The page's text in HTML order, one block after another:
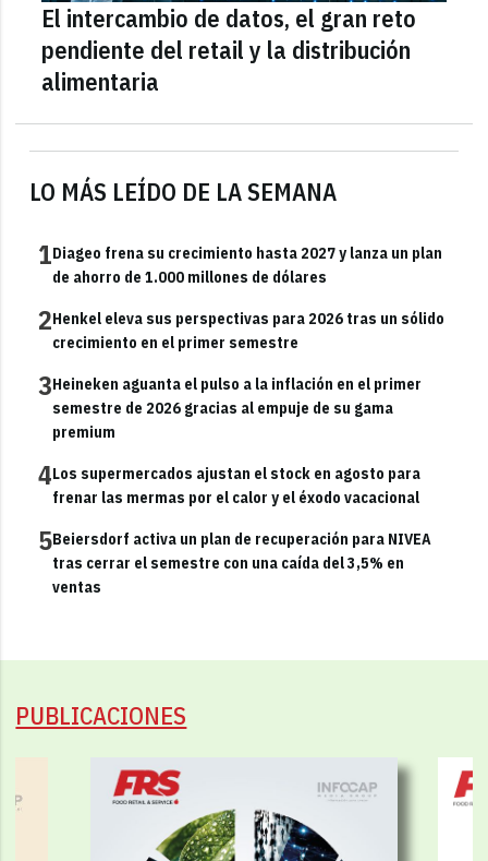
LO MÁS LEÍDO DE LA SEMANA
1Diageo frena su crecimiento hasta 2027 y lanza un plan
de ahorro de 1.000 millones de dólares
2Henkel eleva sus perspectivas para 2026 tras un sólido
crecimiento en el primer semestre
3Heineken aguanta el pulso a la inflación en el primer
semestre de 2026 gracias al empuje de su gama
premium
4Los supermercados ajustan el stock en agosto para
frenar las mermas por el calor y el éxodo vacacional
5Beiersdorf activa un plan de recuperación para NIVEA
tras cerrar el semestre con una caída del 3,5% en
ventas
El intercambio de datos, el gran reto
pendiente del retail y la distribución
alimentaria
PUBLICACIONES